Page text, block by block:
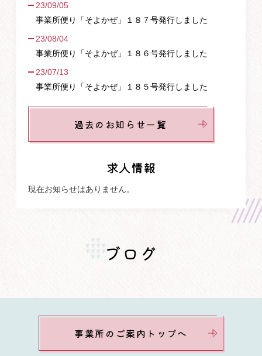
23/09/05
事業所便り「そよかぜ」１８７号発行しました
23/08/04
事業所便り「そよかぜ」１８６号発行しました
23/07/13
事業所便り「そよかぜ」１８５号発行しました
過去のお知らせ一覧
求人情報
現在お知らせはありません。
ブログ
事業所のご案内トップへ